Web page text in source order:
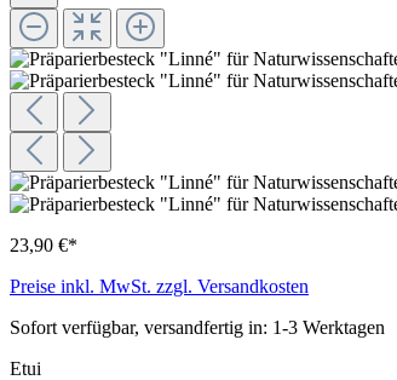
23,90 €*
Preise inkl. MwSt. zzgl. Versandkosten
Sofort verfügbar, versandfertig in: 1-3 Werktagen
Etui